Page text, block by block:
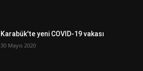
Karabük'te yeni COVID-19 vakası
30 Mayıs 2020